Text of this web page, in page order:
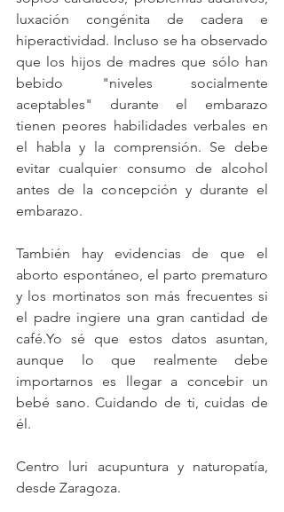
luxación congénita de cadera e
hiperactividad. Incluso se ha observado
que los hijos de madres que sólo han
bebido "niveles socialmente
aceptables" durante el embarazo
tienen peores habilidades verbales en
el habla y la comprensión. Se debe
evitar cualquier consumo de alcohol
antes de la concepción y durante el
embarazo.
También hay evidencias de que el
aborto espontáneo, el parto prematuro
y los mortinatos son más frecuentes si
el padre ingiere una gran cantidad de
café.Yo sé que estos datos asuntan,
aunque lo que realmente debe
importarnos es llegar a concebir un
bebé sano. Cuidando de ti, cuidas de
él.
Centro luri acupuntura y naturopatía,
desde Zaragoza.